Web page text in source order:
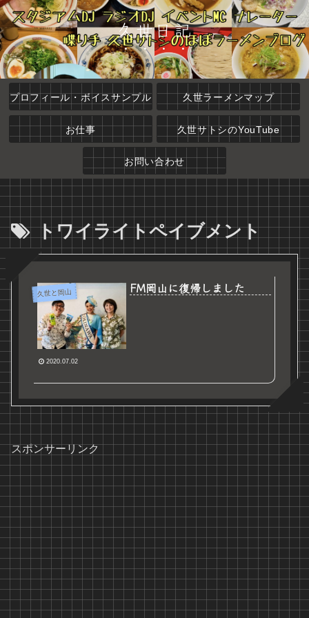
久世日記
プロフィール・ボイスサンプル 久世ラーメンマップ
お仕事 久世サトシのYouTube
お問い合わせ
トワイライトペイブメント
久世と岡山 FM岡山に復帰しました
2020.07.02
スポンサーリンク